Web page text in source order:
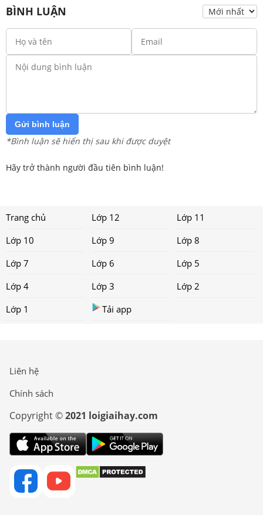
BÌNH LUẬN
Gửi bình luận
*Bình luận sẽ hiển thị sau khi được duyệt
Hãy trở thành người đầu tiên bình luận!
Trang chủ Lớp 12
Lớp 11
Lớp 10
Lớp 9
Lớp 8
Lớp 7
Lớp 6
Lớp 5
Lớp 4
Lớp 3
Lớp 2
Lớp 1
Tải app
Liên hệ
Chính sách
Copyright ©2021 loigiaihay.com